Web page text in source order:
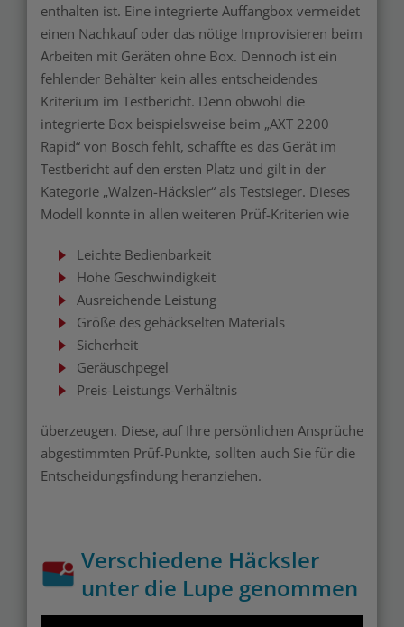
enthalten ist. Eine integrierte Auffangbox vermeidet
einen Nachkauf oder das nötige Improvisieren beim
Arbeiten mit Geräten ohne Box. Dennoch ist ein
fehlender Behälter kein alles entscheidendes
Kriterium im Testbericht. Denn obwohl die
integrierte Box beispielsweise beim „AXT 2200
Rapid“ von Bosch fehlt, schaffte es das Gerät im
Testbericht auf den ersten Platz und gilt in der
Kategorie „Walzen-Häcksler“ als Testsieger. Dieses
Modell konnte in allen weiteren Prüf-Kriterien wie
Leichte Bedienbarkeit
Hohe Geschwindigkeit
Ausreichende Leistung
Größe des gehäckselten Materials
Sicherheit
Geräuschpegel
Preis-Leistungs-Verhältnis
überzeugen. Diese, auf Ihre persönlichen Ansprüche
abgestimmten Prüf-Punkte, sollten auch Sie für die
Entscheidungsfindung heranziehen.
Verschiedene Häcksler
unter die Lupe genommen